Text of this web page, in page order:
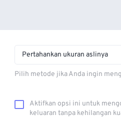
Pertahankan ukuran aslinya
Pilih metode jika Anda ingin
Aktifkan opsi ini untuk
keluaran tanpa kehilangan